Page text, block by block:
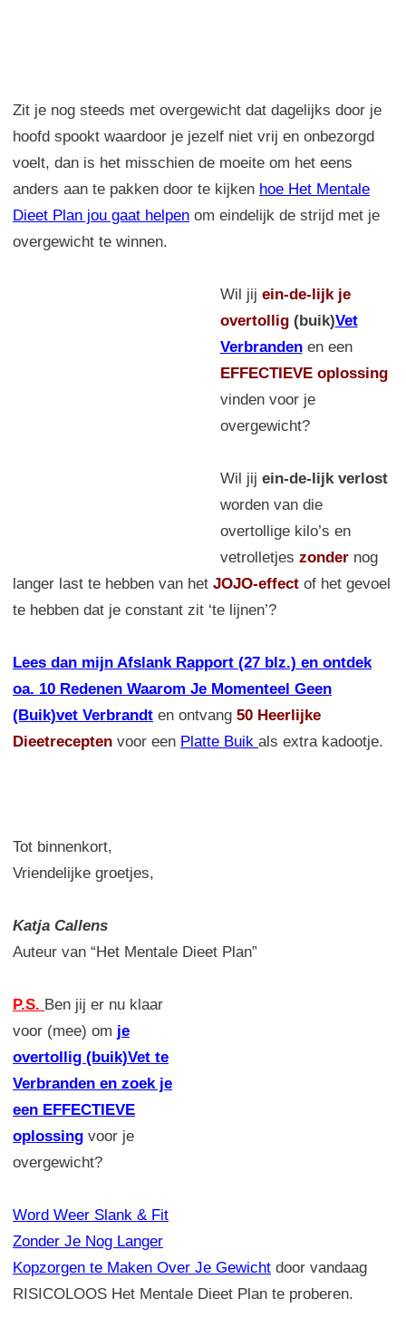
Zit je nog steeds met overgewicht dat dagelijks door je
hoofd spookt waardoor je jezelf niet vrij en onbezorgd
voelt, dan is het misschien de moeite om het eens
anders aan te pakken door te kijken hoe Het Mentale
Dieet Plan jou gaat helpen om eindelijk de strijd met je
overgewicht te winnen.
Wil jij ein-de-lijk je
overtollig(buik)Vet
Verbranden en een
EFFECTIEVE oplossing
vinden voor je
overgewicht?
Wil jij ein-de-lijk verlost
worden van die
overtollige kilo’s en
vetrolletjes zondernog
langer last te hebben van het JOJO-effect of het gevoel
te hebben dat je constant zit ‘te lijnen’?
Lees dan mijn Afslank Rapport (27 blz.) en ontdek
oa. 10 Redenen Waarom Je Momenteel Geen
(Buik)vet Verbrandt en ontvang 50 Heerlijke
Dieetrecepten voor een Platte Buik als extra kadootje.
Tot binnenkort,
Vriendelijke groetjes,
Katja Callens
Auteur van “Het Mentale Dieet Plan”
P.S. Ben jij er nu klaar
voor (mee) om je
overtollig (buik)Vet te
Verbranden en zoek je
een EFFECTIEVE
oplossing voor je
overgewicht?
Word Weer Slank & Fit
Zonder Je Nog Langer
Kopzorgen te Maken Over Je Gewicht door vandaag
RISICOLOOS Het Mentale Dieet Plan te proberen.